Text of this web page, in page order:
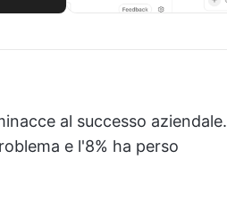
al successo aziendale.
e l'8% ha perso